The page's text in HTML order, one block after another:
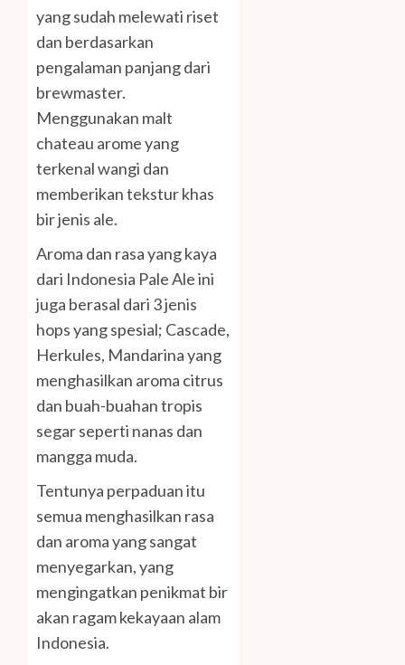
yang sudah melewati riset
dan berdasarkan
pengalaman panjang dari
brewmaster.
Menggunakan malt
chateau arome yang
terkenal wangi dan
memberikan tekstur khas
bir jenis ale.
Aroma dan rasa yang kaya
dari Indonesia Pale Ale ini
juga berasal dari 3 jenis
hops yang spesial; Cascade,
Herkules, Mandarina yang
menghasilkan aroma citrus
dan buah-buahan tropis
segar seperti nanas dan
mangga muda.
Tentunya perpaduan itu
semua menghasilkan rasa
dan aroma yang sangat
menyegarkan, yang
mengingatkan penikmat bir
akan ragam kekayaan alam
Indonesia.